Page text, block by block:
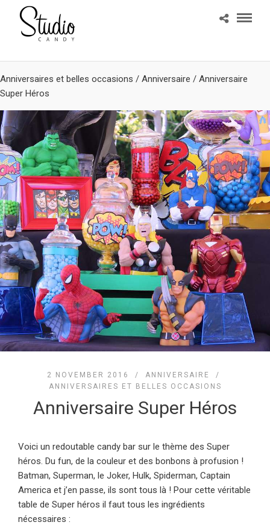
Anniversaires et belles occasions / Anniversaire / Anniversaire
Super Héros
2 NOVEMBER 2016 / ANNIVERSAIRE
/
ANNIVERSAIRES ET BELLES OCCASIONS
Anniversaire Super Héros
Voici un redoutable candy bar sur le thème des Super
héros. Du fun, de la couleur et des bonbons à profusion !
Batman, Superman, le Joker, Hulk, Spiderman, Captain
America et j’en passe, ils sont tous là ! Pour cette véritable
table de Super héros il faut tous les ingrédients
nécessaires :